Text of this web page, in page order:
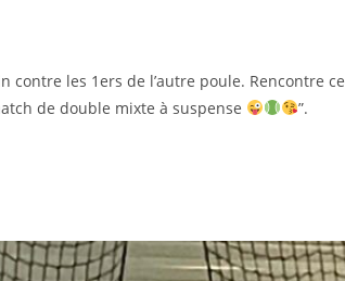
les 1ers de l’autre poule. Rencontre ce
de double mixte à suspense
”.